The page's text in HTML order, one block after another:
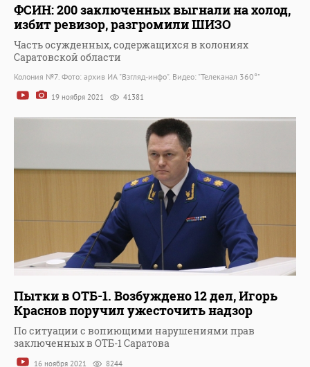
ФСИН: 200 заключенных выгнали на холод,
избит ревизор, разгромили ШИЗО
Часть осужденных, содержащихся в колониях
Саратовской области
Колония №7. Фото: архив ИА "Взгляд-инфо". Видео: "Телеканал 360°"
19 ноября 2021 41381
Пытки в ОТБ-1. Возбуждено 12 дел, Игорь
Краснов поручил ужесточить надзор
По ситуации с вопиющими нарушениями прав
заключенных в ОТБ-1 Саратова
16 ноября 2021 8244